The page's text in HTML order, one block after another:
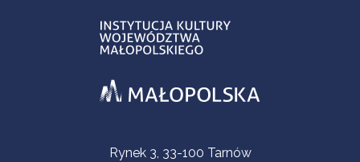
Informacje kontaktoweRynek 3, 33-100 Tarnów